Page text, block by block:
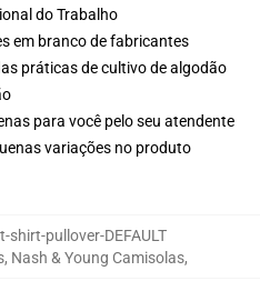
do Trabalho
em branco de fabricantes
práticas de cultivo de algodão
para você pelo seu atendente
variações no produto
shirt-pullover-DEFAULT
Nash & Young Camisolas,